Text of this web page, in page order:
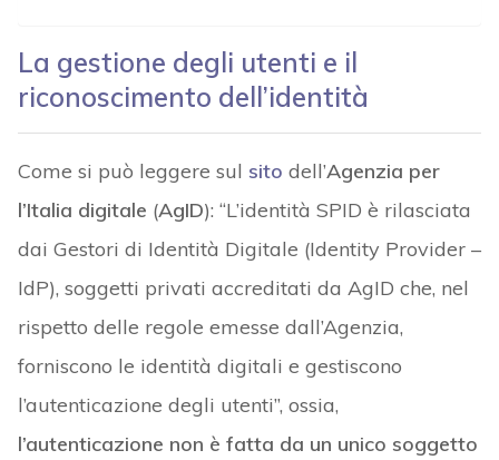
La gestione degli utenti e il
riconoscimento dell’identità
Come si può leggere sul sito dell’Agenzia per
l’Italia digitale (AgID): “L’identità SPID è rilasciata
dai Gestori di Identità Digitale (Identity Provider –
IdP), soggetti privati accreditati da AgID che, nel
rispetto delle regole emesse dall’Agenzia,
forniscono le identità digitali e gestiscono
l’autenticazione degli utenti”, ossia,
l’autenticazione non è fatta da un unico soggetto